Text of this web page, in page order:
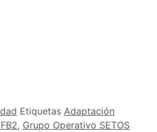
Etiquetas Adaptación
, Grupo Operativo SETOS